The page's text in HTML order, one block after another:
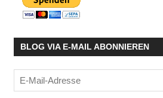
BLOG VIA E-MAIL ABONNIEREN
E-
Mail-